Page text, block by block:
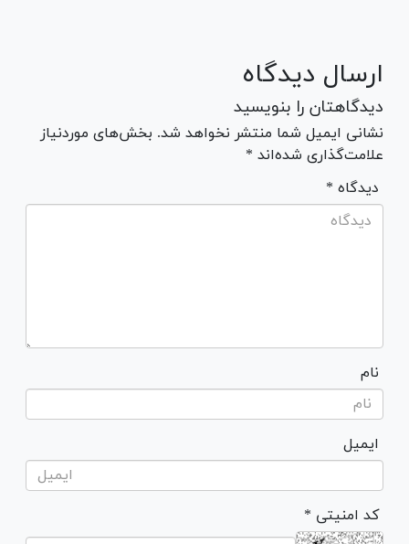
ارسال دیدگاه
دیدگاهتان را بنویسید
نشانی ایمیل شما منتشر نخواهد شد. بخش‌های موردنیاز
علامت‌گذاری شده‌اند *
* دیدگاه
نام
ایمیل
* کد امنیتی